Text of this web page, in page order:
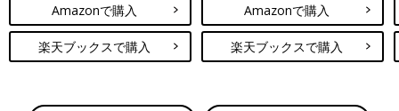
硬膜外鎮痛に用いられる麻酔薬の副作用には、以下のようなこと
が存在します。比較的起こりやすい副作用ですが、適切に薬を使
えば大きな影響をもたらすことはまずありません。
Amazonで購入
楽天ブックスで購入
Amazonで購入
楽天ブックスで購入